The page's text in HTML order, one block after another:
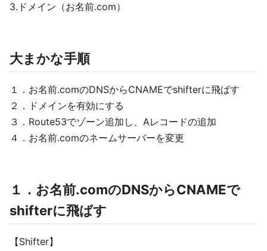
3.ドメイン（お名前.com）
大まかな手順
１．お名前.comのDNSからCNAMEでshifterに飛ばす
２．ドメインを有効にする
３．Route53でゾーン追加し、Aレコードの追加
４．お名前.comのネームサーバーを変更
１．お名前.comのDNSからCNAMEで
shifterに飛ばす
【Shifter】